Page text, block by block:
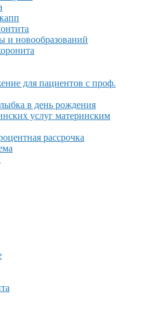
и новообразований
для пациентов с проф.
в день рождения
услуг материнским
рассрочка